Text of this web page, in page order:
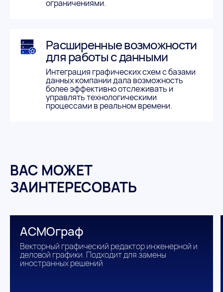
ограничениями.
Расширенные возможности
для работы с данными
Интеграция графических схем с базами
данных компании дала возможность
более эффективно отслеживать и
управлять технологическими
процессами в реальном времени.
ВАС МОЖЕТ
ЗАИНТЕРЕСОВАТЬ
АСМОграф
Векторный графический редактор инженерной и
деловой графики. Подходит для замены
иностранных решений